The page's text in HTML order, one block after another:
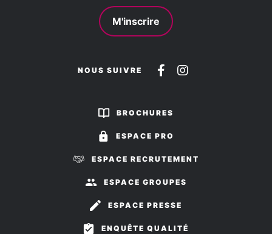
M'inscrire
NOUS SUIVRE
Suivez-
sur
Suivez-
BROCHURES
ESPACE PRO
ESPACE RECRUTEMENT
ESPACE GROUPES
ESPACE PRESSE
ENQUÊTE QUALITÉ